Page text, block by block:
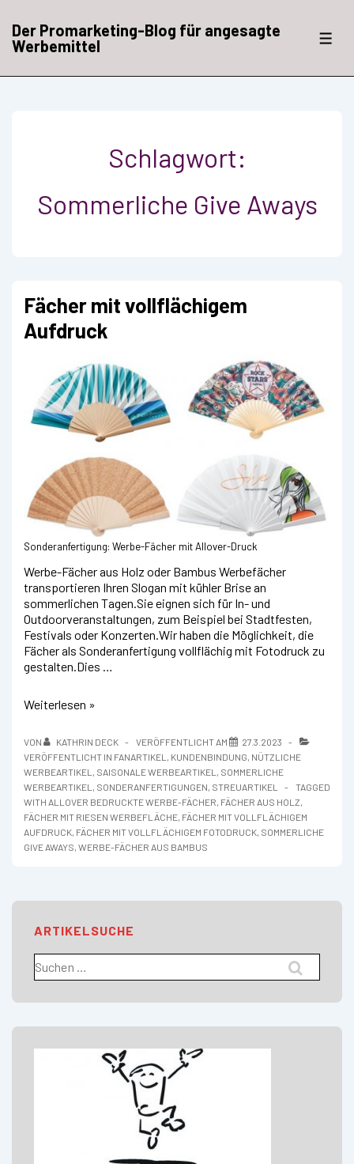
Zum
InhaltDer Promarketing-Blog für angesagte
Werbemittel
Schlagwort:
Sommerliche Give Aways
Fächer mit vollflächigem
Aufdruck
Sonderanfertigung: Werbe-Fächer mit Allover-Druck
Werbe-Fächer aus Holz oder Bambus Werbefächer
transportieren Ihren Slogan mit kühler Brise an
sommerlichen Tagen.Sie eignen sich für In- und
Outdoorveranstaltungen, zum Beispiel bei Stadtfesten,
Festivals oder Konzerten.Wir haben die Möglichkeit, die
Fächer als Sonderanfertigung vollflächig mit Fotodruck zu
gestalten.Dies …
Fächer
vollflächigem
Aufdruck
Weiterlesen »
VON KATHRIN DECK VERÖFFENTLICHT AM
27.3.2023
VERÖFFENTLICHT IN FANARTIKEL , KUNDENBINDUNG, NÜTZLICHE
WERBEARTIKEL , SAISONALE WERBEARTIKEL , SOMMERLICHE
WERBEARTIKEL , SONDERANFERTIGUNGEN, STREUARTIKEL
TAGGED
WITH ALLOVER BEDRUCKTE WERBE-FÄCHER, FÄCHER AUS HOLZ,
FÄCHER MIT RIESEN WERBEFLÄCHE, FÄCHER MIT VOLLFLÄCHIGEM
AUFDRUCK, FÄCHER MIT VOLLFLÄCHIGEM FOTODRUCK, SOMMERLICHE
GIVE AWAYS, WERBE-FÄCHER AUS BAMBUS
ARTIKELSUCHE
nach: